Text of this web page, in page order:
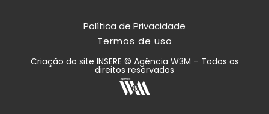
Política de Privacidade
Termos de uso
Criação do site INSERE © Agência W3M – Todos os
direitos reservados